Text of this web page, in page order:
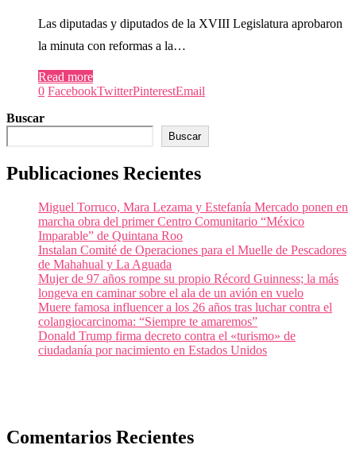
Las diputadas y diputados de la XVIII Legislatura aprobaron
la minuta con reformas a la…
Read more
0 FacebookTwitterPinterestEmail
Buscar
Buscar
Publicaciones Recientes
Miguel Torruco, Mara Lezama y Estefanía Mercado ponen en
marcha obra del primer Centro Comunitario “México
Imparable” de Quintana Roo
Instalan Comité de Operaciones para el Muelle de Pescadores
de Mahahual y La Aguada
Mujer de 97 años rompe su propio Récord Guinness; la más
longeva en caminar sobre el ala de un avión en vuelo
Muere famosa influencer a los 26 años tras luchar contra el
colangiocarcinoma: “Siempre te amaremos”
Donald Trump firma decreto contra el «turismo» de
ciudadanía por nacimiento en Estados Unidos
Comentarios Recientes